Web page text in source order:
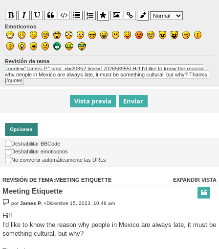
Emoticonos
Revisión de tema
[quote="James P." post_id=20852 time=1702658955] Hi!! I'd like to know the reason
why people in Mexico are always late, it must be something cultural, but why? Thanks!
[/quote]
Opciones
Deshabilitar BBCode
Deshabilitar emoticonos
No convertir automáticamente las URLs
EXPANDIR VISTA
REVISIÓN DE TEMA:MEETING ETIQUETTE
Meeting Etiquette
porJames P. »Diciembre 15, 2023, 10:49 am
Hi!!
I'd like to know the reason why people in Mexico are always late, it must be
something cultural, but why?